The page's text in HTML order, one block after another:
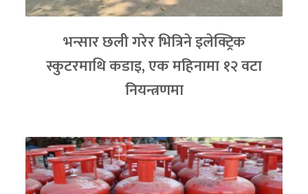
भन्सार छली गरेर भित्रिने इलेक्ट्रिक
स्कुटरमाथि कडाइ, एक महिनामा १२ वटा
नियन्त्रणमा